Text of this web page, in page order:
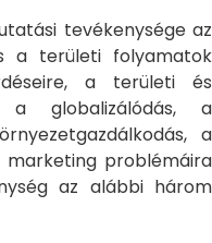
tevékenysége az
a területi folyamatok
a területi és
a globalizálódás, a
a
marketing problémáira
az alábbi három